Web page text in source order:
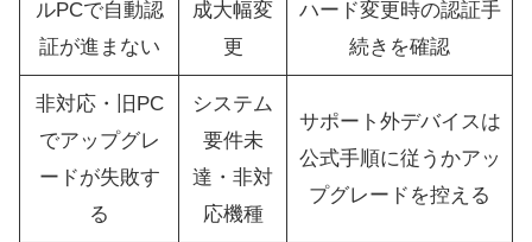
ルPCで自動認
証が進まない
成大幅変
更
ハード変更時の認証手
続きを確認
非対応・旧PC
でアップグレ
ードが失敗す
る
システム
要件未
達・非対
応機種
サポート外デバイスは
公式手順に従うかアッ
プグレードを控える